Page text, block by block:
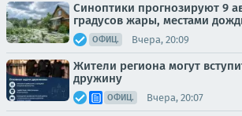
Синоптики прогнозируют 9
градусов жары, местами
ОФИЦ. Вчера, 20:09
Жители региона могут
дружину
ОФИЦ. Вчера, 20:07